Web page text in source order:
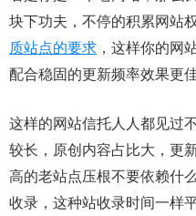
块下功夫，不停的积累网站
质站点的要求 ，这样你的网
配合稳固的更新频率效果更佳
这样的网站信托人人都见过
较长，原创内容占比大，更
高的老站点压根不要依赖什
收录，这种站收录时间一样